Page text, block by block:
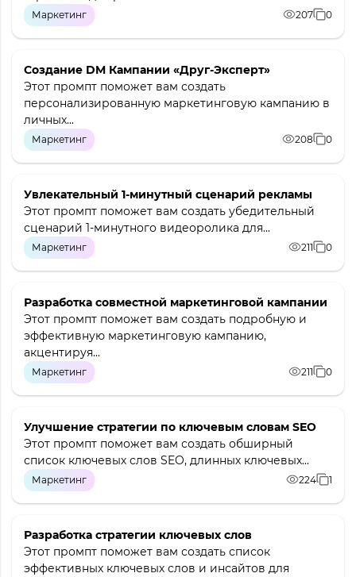
Маркетинг 207 0
Создание DM Кампании «Друг-Эксперт»
Этот промпт поможет вам создать
персонализированную маркетинговую кампанию в
личных...
Маркетинг 208 0
Увлекательный 1-минутный сценарий рекламы
Этот промпт поможет вам создать убедительный
сценарий 1-минутного видеоролика для...
Маркетинг 211 0
Разработка совместной маркетинговой кампании
Этот промпт поможет вам создать подробную и
эффективную маркетинговую кампанию,
акцентируя...
Маркетинг 211 0
Улучшение стратегии по ключевым словам SEO
Этот промпт поможет вам создать обширный
список ключевых слов SEO, длинных ключевых...
Маркетинг 224 1
Разработка стратегии ключевых слов
Этот промпт поможет вам создать список
эффективных ключевых слов и инсайтов для